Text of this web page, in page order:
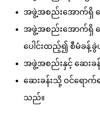
အဖအစညအကရ
အဖအစညအကရ
ပ ငထည၍ စမခနခ
အဖအစညနင ဆခ
ဆခနသ ဝငရက
သည။